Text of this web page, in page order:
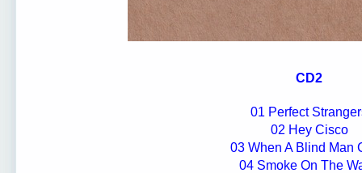
CD2
01 Perfect
02 Hey Cisco
03 When A Blind Man
04 Smoke On The